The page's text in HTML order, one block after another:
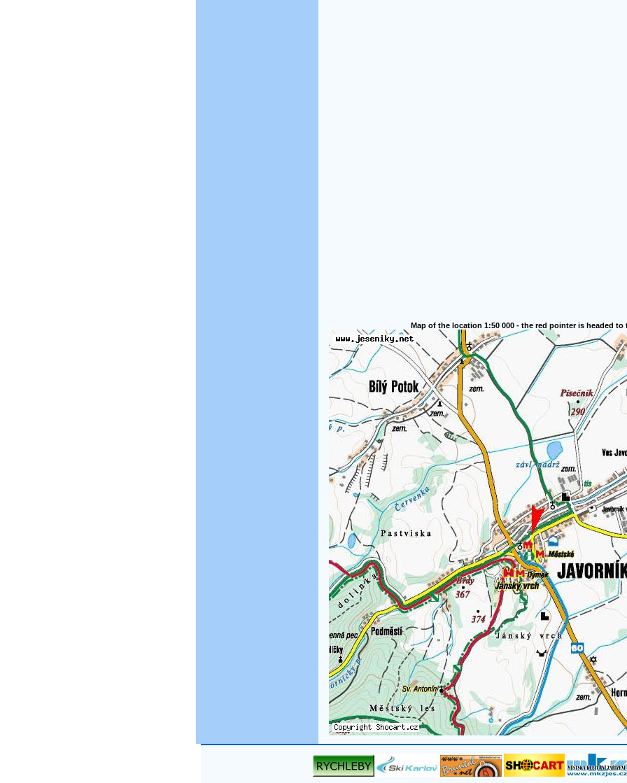
Map of the location 1:50 000 - the red pointer is headed to